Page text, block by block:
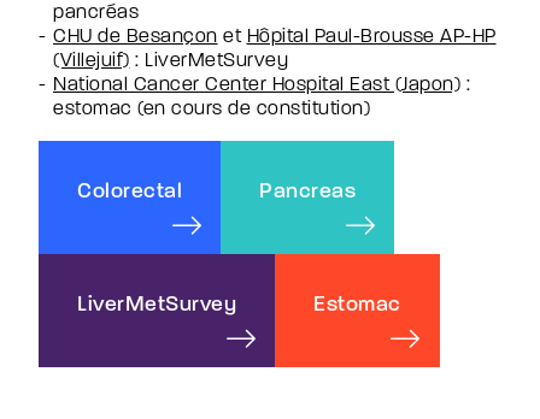
pancréas
CHU de Besançon et Hôpital Paul-Brousse AP-HP
(Villejuif) : LiverMetSurvey
National Cancer Center Hospital East(Japon) :
estomac (en cours de constitution)
Colorectal Pancreas
LiverMetSurvey Estomac